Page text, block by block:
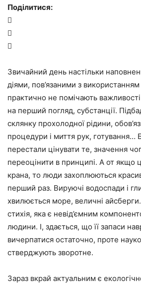
Поділитися:



Звичайний день настільки
діями, пов’язаними з
практично не помічають
на перший погляд, субстанції.
склянку прохолодної рідини,
процедури і миття рук, готування…
перестали цінувати те, значення
переоцінити в принципі. А от якщо
крана, то люди захоплюються
перший раз. Вируючі водоспади і
хвилюється море, величні
стихія, яка є невід’ємним
людини. І, здається, що її запаси
вичерпатися остаточно, проте
стверджують зворотне.
Зараз вкрай актуальним є